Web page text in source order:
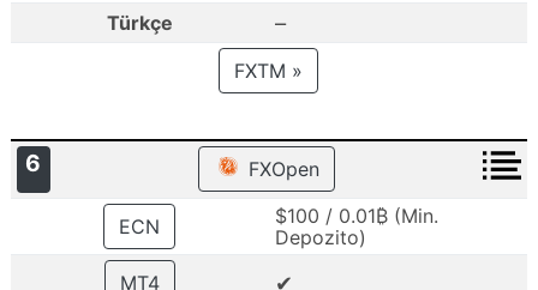
Türkçe –
FXTM »
6 FXOpen
ECN
$100 / 0.01₿ (Min.
Depozito)
MT4
✔